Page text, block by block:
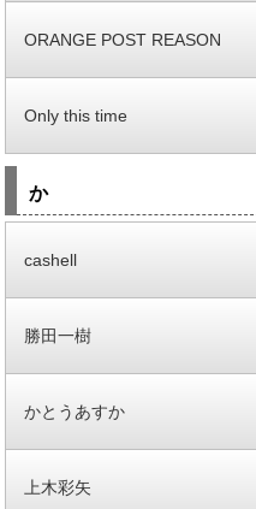
ORANGE POST REASON
Only this time
か
cashell
勝田一樹
かとうあすか
上木彩矢